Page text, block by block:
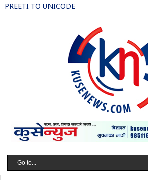
PREETI TO UNICODE